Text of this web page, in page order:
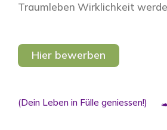
Traumleben Wirklichkeit
Hier bewerben
(Dein Leben in Fülle geniessen!)